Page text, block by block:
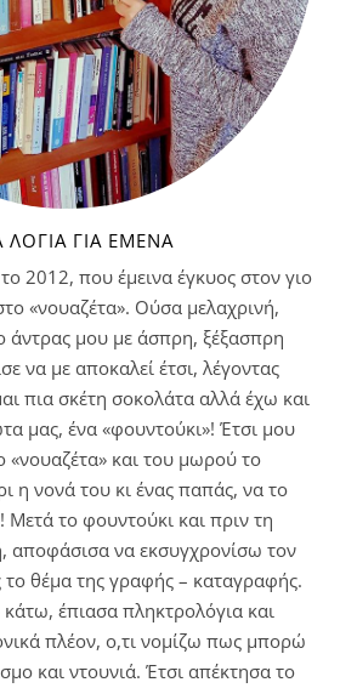
ΛΌΓΙΑ ΓΙΑ ΕΜΈΝΑ
2012, που έμεινα έγκυος στον γιο
«νουαζέτα». Ούσα μελαχρινή,
άντρας μου με άσπρη, ξέξασπρη
να με αποκαλεί έτσι, λέγοντας
πια σκέτη σοκολάτα αλλά έχω και
μας, ένα «φουντούκι»! Έτσι μου
«νουαζέτα» και του μωρού το
η νονά του κι ένας παπάς, να το
Μετά το φουντούκι και πριν τη
αποφάσισα να εκσυγχρονίσω τον
θέμα της γραφής – καταγραφής.
έπιασα πληκτρολόγια και
πλέον, ο,τι νομίζω πως μπορώ
και ντουνιά. Έτσι απέκτησα το